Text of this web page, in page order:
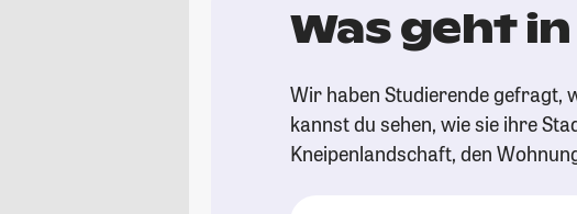
Was geht
Wir haben Studierende gefragt,
kannst du sehen, wie sie ihre
Kneipenlandschaft, den